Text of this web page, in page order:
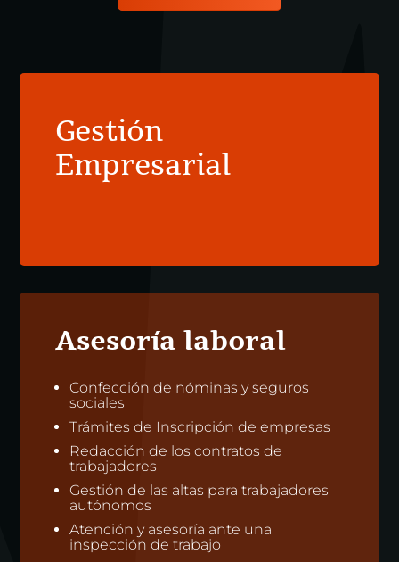
Gestión
Empresarial
Asesoría laboral
Confección de nóminas y seguros
sociales
Trámites de Inscripción de empresas
Redacción de los contratos de
trabajadores
Gestión de las altas para trabajadores
autónomos
Atención y asesoría ante una
inspección de trabajo